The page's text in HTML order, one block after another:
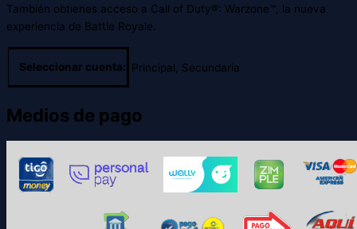
También obtienes acceso a Call of Duty®: Warzone™, la nueva
experiencia de Battle Royale.
Seleccionar cuenta: Principal, Secundaria
Medios de pago